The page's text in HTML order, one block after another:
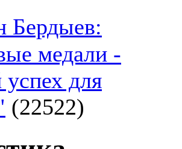
Бердыев:
медали -
для
(22522)